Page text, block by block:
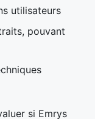
utilisateurs
pouvant
si Emrys